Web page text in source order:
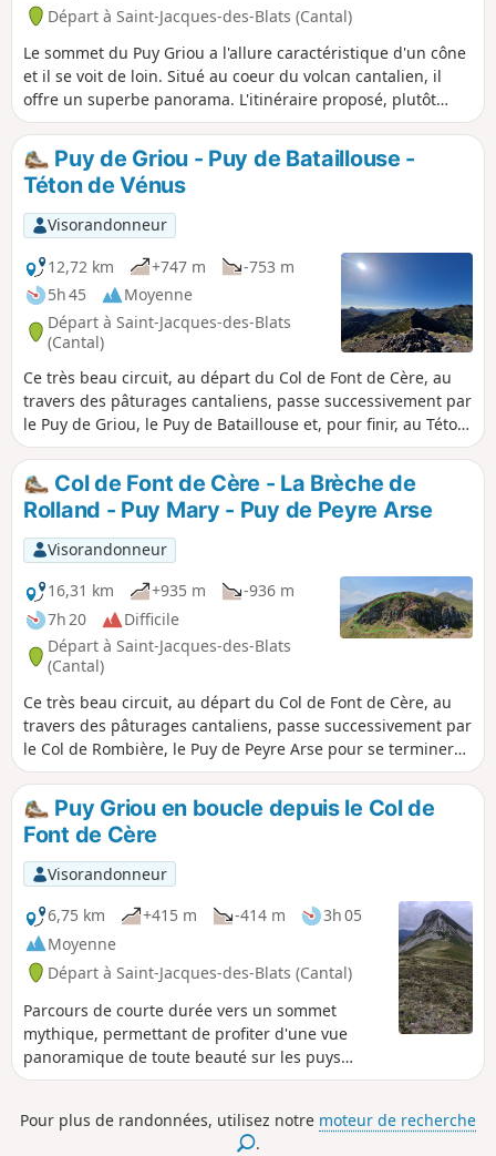
Départ à Saint-Jacques-des-Blats (Cantal)
Le sommet du Puy Griou a l'allure caractéristique d'un cône
et il se voit de loin. Situé au coeur du volcan cantalien, il
offre un superbe panorama. L'itinéraire proposé, plutôt
court, a le mérite d'éviter les installations de la station de
ski de Super Lioran.
Puy de Griou - Puy de Bataillouse -
Téton de Vénus
Visorandonneur
12,72 km
+747 m
-753 m
5h 45
Moyenne
Départ à Saint-Jacques-des-Blats
(Cantal)
Ce très beau circuit, au départ du Col de Font de Cère, au
travers des pâturages cantaliens, passe successivement par
le Puy de Griou, le Puy de Bataillouse et, pour finir, au Téton
de Vénus.Tout au long de cette randonnée, les panoramas à
360° permettent d'observer cette belle campagne
montagneuse des Monts du Cantal.
Col de Font de Cère - La Brèche de
Rolland - Puy Mary - Puy de Peyre Arse
Visorandonneur
16,31 km
+935 m
-936 m
7h 20
Difficile
Départ à Saint-Jacques-des-Blats
(Cantal)
Ce très beau circuit, au départ du Col de Font de Cère, au
travers des pâturages cantaliens, passe successivement par
le Col de Rombière, le Puy de Peyre Arse pour se terminer
sur le Puy Mary, deuxième sommet du Cantal, en passant
par l'emblématique Brèche de Rolland, passage un peu
technique. Attention aux personnes assujetties au vertige
pour ce passage. Tout au long de cette randonnée, les
panoramas à 360 ° permettent d'observer cette belle
campagne montagneuse des Monts du Cantal.
Puy Griou en boucle depuis le Col de
Font de Cère
Visorandonneur
6,75 km
+415 m -414 m
3h 05
Moyenne
Départ à Saint-Jacques-des-Blats (Cantal)
Parcours de courte durée vers un sommet
mythique, permettant de profiter d'une vue
panoramique de toute beauté sur les puys
cantaliens.
Pour plus de randonnées, utilisez notre moteur de recherche
.